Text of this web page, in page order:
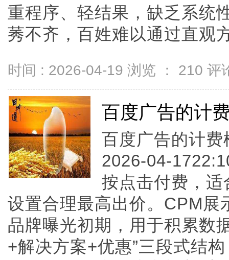
重程序、轻结果，缺乏系统
莠不齐，百姓难以通过直观
时间 : 2026-04-19 浏览 ： 210 评
百度广告的计
百度广告的计
2026-04-
按点击付费，
设置合理最高出价。CPM展
品牌曝光初期，用于积累数
+解决方案+优惠”三段式结